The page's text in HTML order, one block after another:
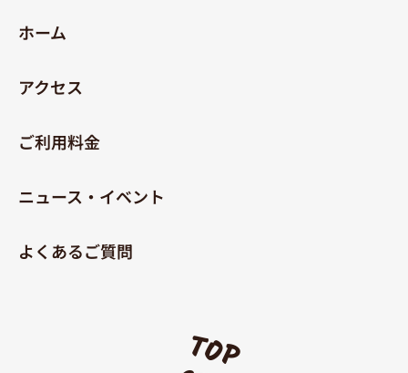
ホーム
アクセス
ご利用料金
ニュース・イベント
よくあるご質問